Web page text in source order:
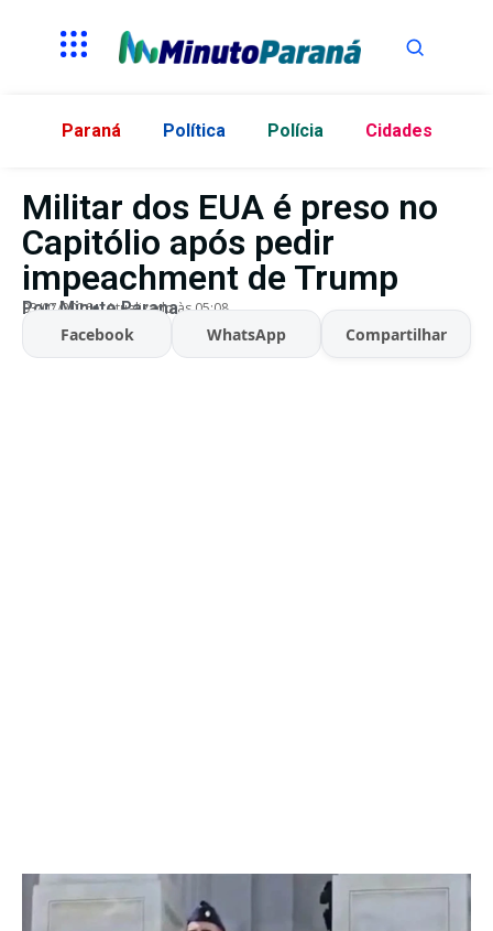
Paraná Política Polícia Cidades
Militar dos EUA é preso no
Capitólio após pedir
impeachment de Trump
Por:Minuto Parana
03/07/2026 Atualizado às 05:08
Facebook WhatsApp Compartilhar